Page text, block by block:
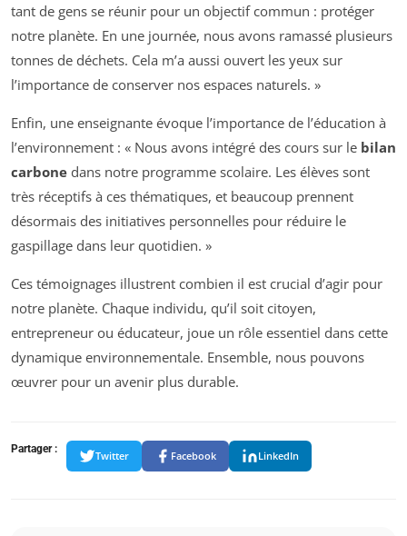
tant de gens se réunir pour un objectif commun : protéger
notre planète. En une journée, nous avons ramassé plusieurs
tonnes de déchets. Cela m’a aussi ouvert les yeux sur
l’importance de conserver nos espaces naturels. »
Enfin, une enseignante évoque l’importance de l’éducation à
l’environnement : « Nous avons intégré des cours sur le bilan
carbone dans notre programme scolaire. Les élèves sont
très réceptifs à ces thématiques, et beaucoup prennent
désormais des initiatives personnelles pour réduire le
gaspillage dans leur quotidien. »
Ces témoignages illustrent combien il est crucial d’agir pour
notre planète. Chaque individu, qu’il soit citoyen,
entrepreneur ou éducateur, joue un rôle essentiel dans cette
dynamique environnementale. Ensemble, nous pouvons
œuvrer pour un avenir plus durable.
Partager :
Twitter Facebook LinkedIn